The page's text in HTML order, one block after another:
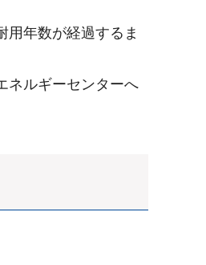
用年数が経過するま
ネルギーセンターへ